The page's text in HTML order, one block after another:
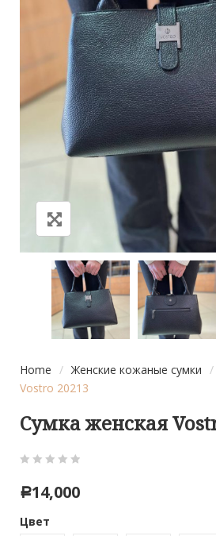
Home / Женские кожаные сумки /
Vostro 20213
Сумка женская
out
of
Р14,000
Цвет